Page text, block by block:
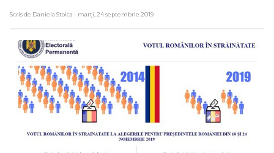
Scris de Daniela Stoica - marți, 24 septembrie 2019